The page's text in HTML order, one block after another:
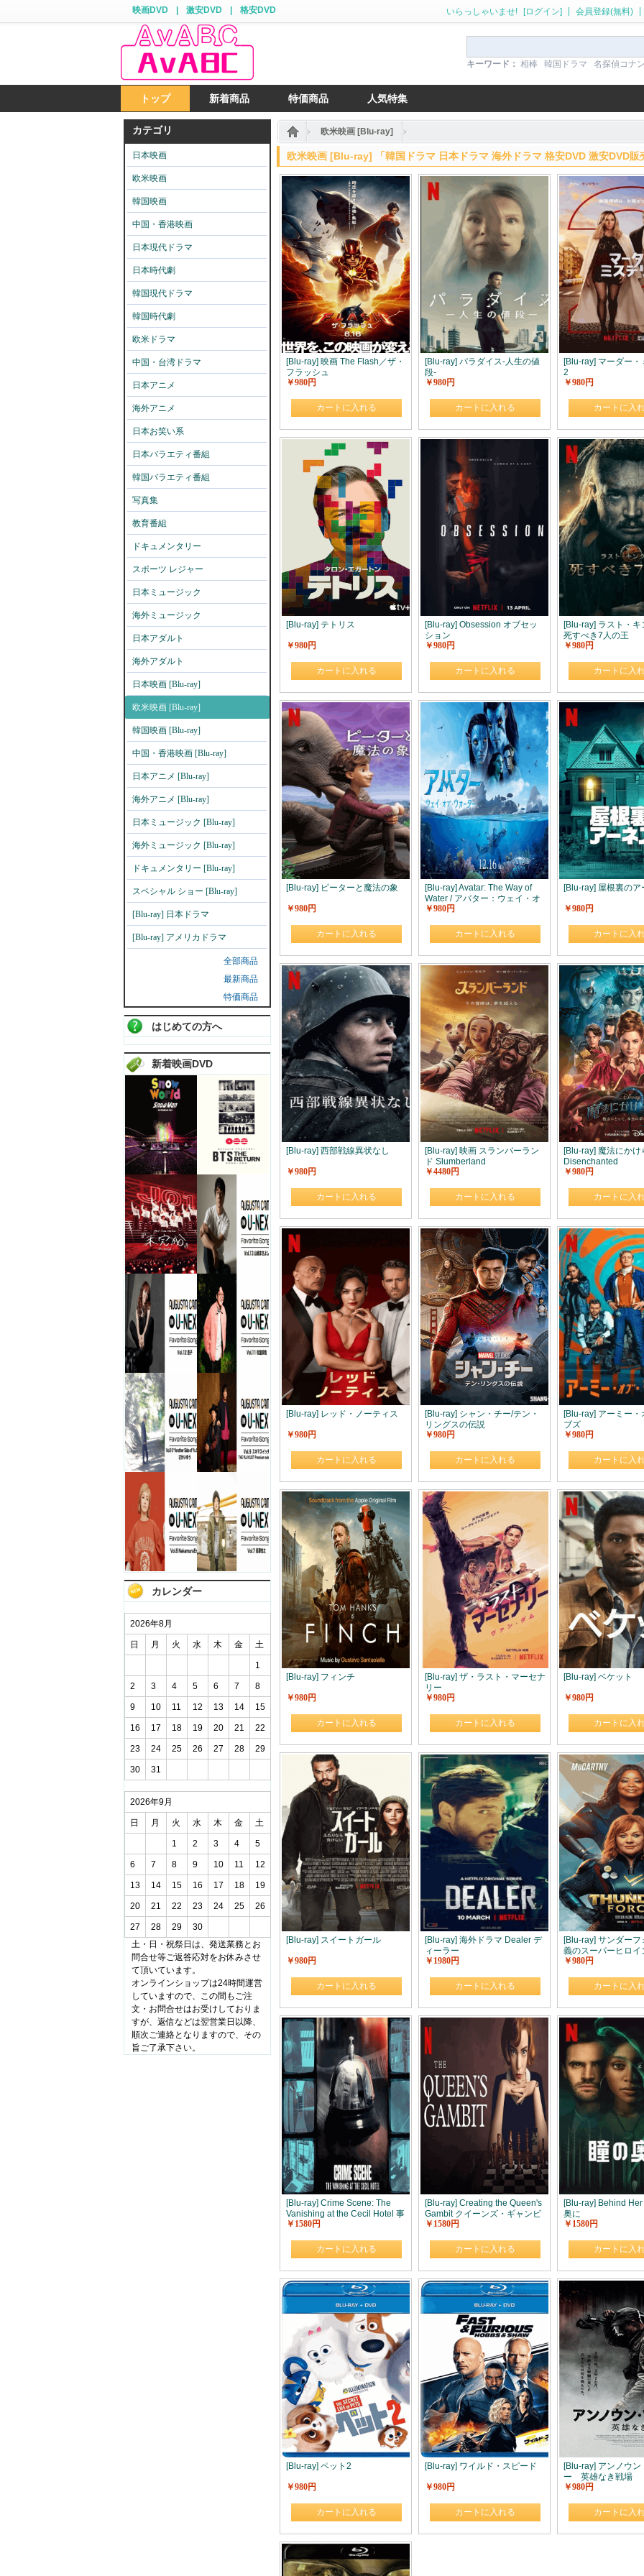
映画DVD 激安DVD 格安DVD いらっしゃいませ! [ログイン] 会員登録(無料)
キーワード： 相棒 韓国ドラマ 名探偵コナ
トップ 新着商品 特価商品 人気特集
カテゴリ
日本映画
欧米映画
韓国映画
中国・香港映画
日本現代ドラマ
日本時代劇
韓国現代ドラマ
韓国時代劇
欧米ドラマ
中国・台湾ドラマ
日本アニメ
海外アニメ
日本お笑い系
日本バラエティ番組
韓国バラエティ番組
写真集
教育番組
ドキュメンタリー
スポーツ レジャー
日本ミュージック
海外ミュージック
日本アダルト
海外アダルト
日本映画 [Blu-ray]
欧米映画 [Blu-ray]
韓国映画 [Blu-ray]
中国・香港映画 [Blu-ray]
日本アニメ [Blu-ray]
海外アニメ [Blu-ray]
日本ミュージック [Blu-ray]
海外ミュージック [Blu-ray]
ドキュメンタリー [Blu-ray]
スペシャル ショー [Blu-ray]
[Blu-ray] 日本ドラマ
[Blu-ray] アメリカドラマ
全部商品
最新商品
特価商品
はじめての方へ
新着映画DVD
カレンダー
2026年8月
日 月 火 水 木 金 土
1
2 3 4 5 6 7 8
9 10 11 12 13 14 15
16 17 18 19 20 21 22
23 24 25 26 27 28 29
30 31
2026年9月
日 月 火 水 木 金 土
1 2 3 4 5
6 7 8 9 10 11 12
13 14 15 16 17 18 19
20 21 22 23 24 25 26
27 28 29
30
土・日・祝祭日は、発送業務とお
問合せ等ご返答応対をお休みさせ
て頂いています。
オンラインショップは24時間運営
していますので、この間もご注
文・お問合せはお受けしておりま
すが、返信などは翌営業日以降、
順次ご連絡となりますので、その
旨ご了承下さい。
欧米映画 [Blu-ray]
欧米映画 [Blu-ray] 「韓国ドラマ 日本ドラマ 海外ドラマ 格安DVD 激安DVD販
[Blu-ray] 映画 The Flash／ザ・
フラッシュ
￥980円
カートに入れる
[Blu-ray] パラダイス‐人生の値
段‐
￥980円
カートに入れる
[Blu-ray] マーダー・
2
￥980円
カートに入
[Blu-ray] テトリス
￥980円
カートに入れる
[Blu-ray] Obsession オブセッ
ション
￥980円
カートに入れる
[Blu-ray] ラスト・
死すべき7人の王
￥980円
カートに入
[Blu-ray] ピーターと魔法の象
￥980円
カートに入れる
[Blu-ray] Avatar: The Way of
Water / アバター：ウェイ・オ
ブ・ウォーター
￥980円
カートに入れる
[Blu-ray] 屋根裏のア
￥980円
カートに入
[Blu-ray] 西部戦線異状なし
￥980円
カートに入れる
[Blu-ray] 映画 スランバーラン
ド Slumberland
￥4480円
カートに入れる
[Blu-ray] 魔法にかけ
Disenchanted
￥980円
カートに入
[Blu-ray] レッド・ノーティス
￥980円
カートに入れる
[Blu-ray] シャン・チー/テン・
リングスの伝説
￥980円
カートに入れる
[Blu-ray] アーミー・
ブズ
￥980円
カートに入
[Blu-ray] フィンチ
￥980円
カートに入れる
[Blu-ray] ザ・ラスト・マーセナ
リー
￥980円
カートに入れる
[Blu-ray] ベケット
￥980円
カートに入
[Blu-ray] スイートガール
￥980円
カートに入れる
[Blu-ray] 海外ドラマ Dealer デ
ィーラー
￥1980円
カートに入れる
[Blu-ray] サンダー
義のスーパーヒロイ
￥980円
カートに入
[Blu-ray] Crime Scene: The
Vanishing at the Cecil Hotel 事
件現場から: セシルホテル失踪
￥1580円
カートに入れる
[Blu-ray] Creating the Queen's
Gambit クイーンズ・ギャンビ
ット: 制作の舞台裏
￥1580円
カートに入れる
[Blu-ray] Behind
奥に
￥1580円
カートに入
[Blu-ray] ペット2
￥980円
カートに入れる
[Blu-ray] ワイルド・スピード
￥980円
カートに入れる
[Blu-ray] アンノウン
ー 英雄なき戦場
￥980円
カートに入